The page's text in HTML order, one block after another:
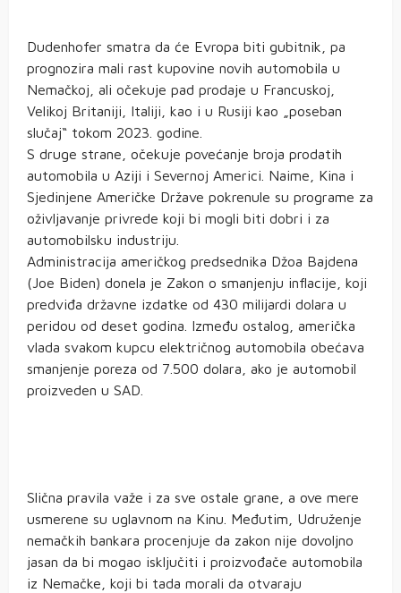
Dudenhofer smatra da će Evropa biti gubitnik, pa
prognozira mali rast kupovine novih automobila u
Nemačkoj, ali očekuje pad prodaje u Francuskoj,
Velikoj Britaniji, Italiji, kao i u Rusiji kao „poseban
slučaj“ tokom 2023. godine.
S druge strane, očekuje povećanje broja prodatih
automobila u Aziji i Severnoj Americi. Naime, Kina i
Sjedinjene Američke Države pokrenule su programe za
oživljavanje privrede koji bi mogli biti dobri i za
automobilsku industriju.
Administracija američkog predsednika Džoa Bajdena
(Joe Biden) donela je Zakon o smanjenju inflacije, koji
predviđa državne izdatke od 430 milijardi dolara u
peridou od deset godina. Između ostalog, američka
vlada svakom kupcu električnog automobila obećava
smanjenje poreza od 7.500 dolara, ako je automobil
proizveden u SAD.
Slična pravila važe i za sve ostale grane, a ove mere
usmerene su uglavnom na Kinu. Međutim, Udruženje
nemačkih bankara procenjuje da zakon nije dovoljno
jasan da bi mogao isključiti i proizvođače automobila
iz Nemačke, koji bi tada morali da otvaraju